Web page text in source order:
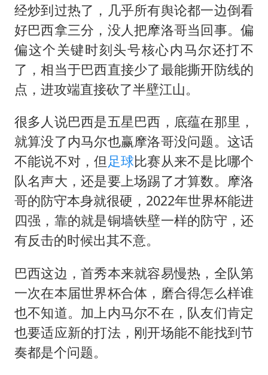
经炒到过热了，几乎所有舆论都一边倒看
好巴西拿三分，没人把摩洛哥当回事。偏
偏这个关键时刻头号核心内马尔还打不
了，相当于巴西直接少了最能撕开防线的
点，进攻端直接砍了半壁江山。
很多人说巴西是五星巴西，底蕴在那里，
就算没了内马尔也赢摩洛哥没问题。这话
不能说不对，但 足球比赛从来不是比哪个
队名声大，还是要上场踢了才算数。摩洛
哥的防守本身就很硬，2022年世界杯能进
四强，靠的就是铜墙铁壁一样的防守，还
有反击的时候出其不意。
巴西这边，首秀本来就容易慢热，全队第
一次在本届世界杯合体，磨合得怎么样谁
也不知道。加上内马尔不在，队友们肯定
也要适应新的打法，刚开场能不能找到节
奏都是个问题。